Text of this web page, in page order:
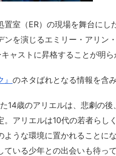
室（ER）の現場を舞台にし
ンを演じるエミリー・アリン
ャストに昇格することが明
のネタばれとなる情報を含
14歳のアリエルは、悲劇の
。アリエルは10代の若者ら
うな環境に置かれることに
いる少年との出会いも待って